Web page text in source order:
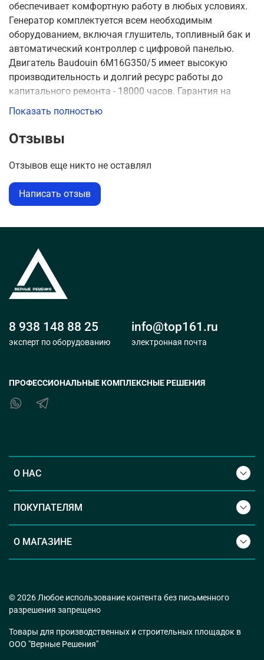
обеспечивает комфортную работу в любых условиях.
Генератор комплектуется всем необходимым
оборудованием, включая глушитель, топливный бак и
автоматический контроллер с цифровой панелью.
Двигатель Baudouin 6M16G350/5 имеет высокую
производительность и долгий ресурс работы до
капитального ремонта - 18000 часов. Гарантия на
генератор составляет 36 месяцев или 2000 моточасов
подходит для различных задач: от использования на
промышленных предприятий или жилых домов.
Показать полностью
Отзывы
Отзывов еще никто не оставлял
Написать отзыв
О НАС
ПОКУПАТЕЛЯМ
О МАГАЗИНЕ
8 938 148 88 25
эксперт по оборудованию
info@top161.ru
электронная почта
ПРОФЕССИОНАЛЬНЫЕ КОМПЛЕКСНЫЕ РЕШЕНИЯ
© 2026 Любое использование контента без письменного
разрешения запрещено
Товары для производственных и строительных площадок в
ООО "Верные Решения"